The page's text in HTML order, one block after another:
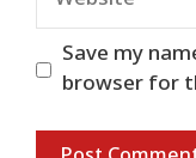
Save my
browser for